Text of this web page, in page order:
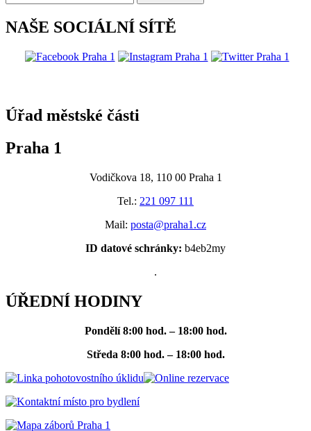
NAŠE SOCIÁLNÍ SÍTĚ
Úřad městské části
Praha 1
Vodičkova 18, 110 00 Praha 1
Tel.: 221 097 111
Mail: posta@praha1.cz
ID datové schránky: b4eb2my
.
ÚŘEDNÍ HODINY
Pondělí 8:00 hod. – 18:00 hod.
Středa 8:00 hod. – 18:00 hod.